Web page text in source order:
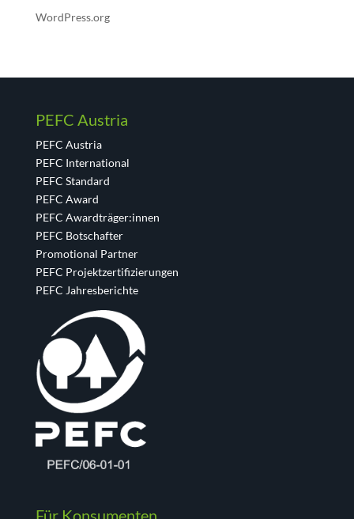
WordPress.org
PEFC Austria
PEFC Austria
PEFC International
PEFC Standard
PEFC Award
PEFC Awardträger:innen
PEFC Botschafter
Promotional Partner
PEFC Projektzertifizierungen
PEFC Jahresberichte
Für Konsumenten